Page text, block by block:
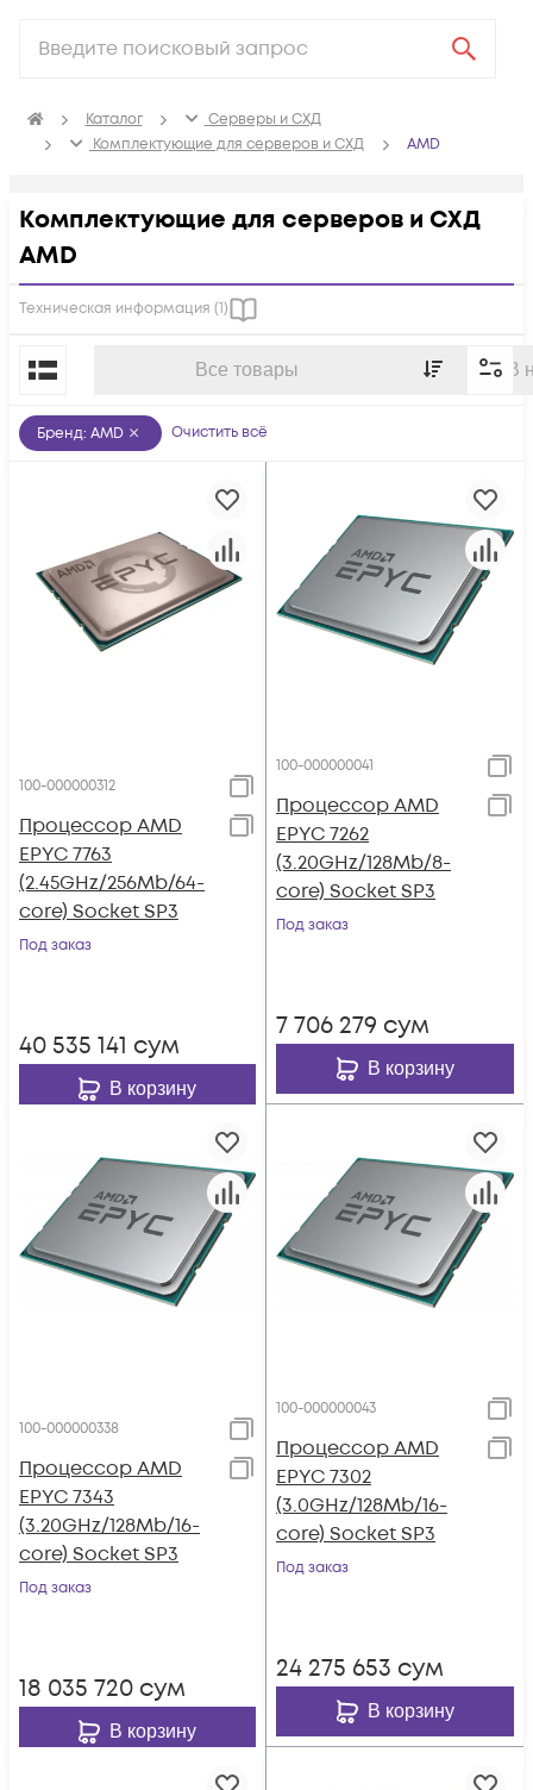
Каталог
Серверы и СХД
Комплектующие для серверов и СХД
AMD
Комплектующие для серверов и СХД
AMD
Техническая информация (1)
Все товары В
По популярности
Бренд: AMD Очистить всё
100-000000312
Процессор AMD
EPYC 7763
(2.45GHz/256Mb/64-
core) Socket SP3
Под заказ
40 535 141 сум
В корзину
100-000000041
Процессор AMD
EPYC 7262
(3.20GHz/128Mb/8-
core) Socket SP3
Под заказ
7 706 279 сум
В корзину
100-000000338
Процессор AMD
EPYC 7343
(3.20GHz/128Mb/16-
core) Socket SP3
Под заказ
18 035 720 сум
В корзину
100-000000043
Процессор AMD
EPYC 7302
(3.0GHz/128Mb/16-
core) Socket SP3
Под заказ
24 275 653 сум
В корзину